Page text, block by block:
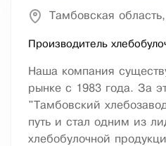
Тамбовская
Производитель
Наша компания
рынке с 1983 года. За
"Тамбовский
путь и стал одним из
хлебобулочной